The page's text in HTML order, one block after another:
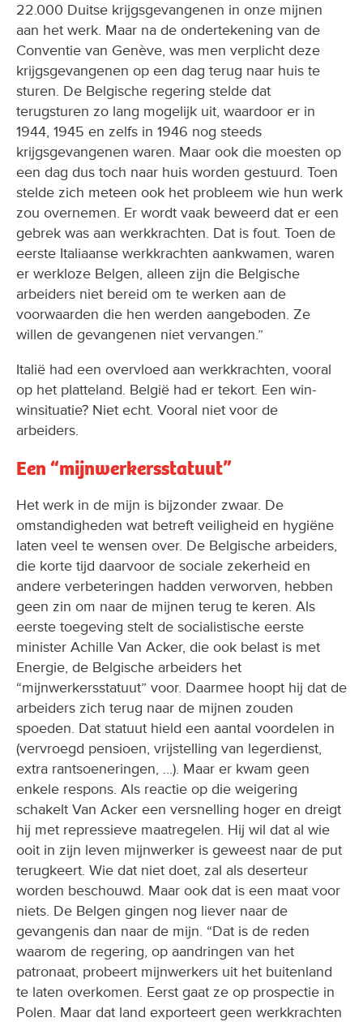
22.000 Duitse krijgsgevangenen in onze mijnen
aan het werk. Maar na de ondertekening van de
Conventie van Genève, was men verplicht deze
krijgsgevangenen op een dag terug naar huis te
sturen. De Belgische regering stelde dat
terugsturen zo lang mogelijk uit, waardoor er in
1944, 1945 en zelfs in 1946 nog steeds
krijgsgevangenen waren. Maar ook die moesten op
een dag dus toch naar huis worden gestuurd. Toen
stelde zich meteen ook het probleem wie hun werk
zou overnemen. Er wordt vaak beweerd dat er een
gebrek was aan werkkrachten. Dat is fout. Toen de
eerste Italiaanse werkkrachten aankwamen, waren
er werkloze Belgen, alleen zijn die Belgische
arbeiders niet bereid om te werken aan de
voorwaarden die hen werden aangeboden. Ze
willen de gevangenen niet vervangen.”
Italië had een overvloed aan werkkrachten, vooral
op het platteland. België had er tekort. Een win-
winsituatie? Niet echt. Vooral niet voor de
arbeiders.
Een “mijnwerkersstatuut”
Het werk in de mijn is bijzonder zwaar. De
omstandigheden wat betreft veiligheid en hygiëne
laten veel te wensen over. De Belgische arbeiders,
die korte tijd daarvoor de sociale zekerheid en
andere verbeteringen hadden verworven, hebben
geen zin om naar de mijnen terug te keren. Als
eerste toegeving stelt de socialistische eerste
minister Achille Van Acker, die ook belast is met
Energie, de Belgische arbeiders het
“mijnwerkersstatuut” voor. Daarmee hoopt hij dat de
arbeiders zich terug naar de mijnen zouden
spoeden. Dat statuut hield een aantal voordelen in
(vervroegd pensioen, vrijstelling van legerdienst,
extra rantsoeneringen, ...). Maar er kwam geen
enkele respons. Als reactie op die weigering
schakelt Van Acker een versnelling hoger en dreigt
hij met repressieve maatregelen. Hij wil dat al wie
ooit in zijn leven mijnwerker is geweest naar de put
terugkeert. Wie dat niet doet, zal als deserteur
worden beschouwd. Maar ook dat is een maat voor
niets. De Belgen gingen nog liever naar de
gevangenis dan naar de mijn. “Dat is de reden
waarom de regering, op aandringen van het
patronaat, probeert mijnwerkers uit het buitenland
te laten overkomen. Eerst gaat ze op prospectie in
Polen. Maar dat land exporteert geen werkkrachten